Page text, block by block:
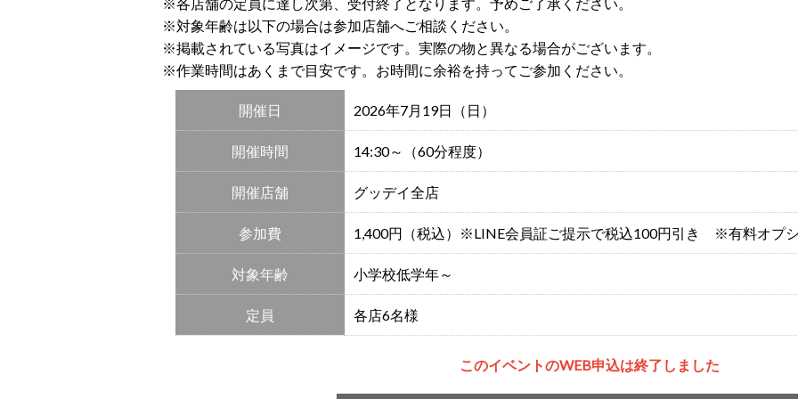
※対象年齢は以下の場合は参加店舗へご相談ください。
※掲載されている写真はイメージです。実際の物と異なる場合がございます。
※作業時間はあくまで目安です。お時間に余裕を持ってご参加ください。
開催日 2026年7月19日（日）
開催時間 14:30～（60分程度）
開催店舗 グッデイ全店
参加費 1,400円（税込）※LINE会員証ご提示で税込100円引き ※有料オプ
対象年齢 小学校低学年～
定員 各店6名様
このイベントのWEB申込は終了しました